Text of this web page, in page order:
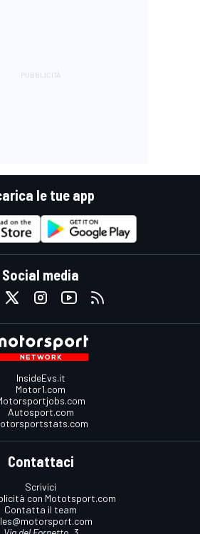
le tue app
Social media
InsideEvs.it
Motor1.com
Autosport.com
Contattaci
Scrivici
con Mototsport.com
Contatta il team